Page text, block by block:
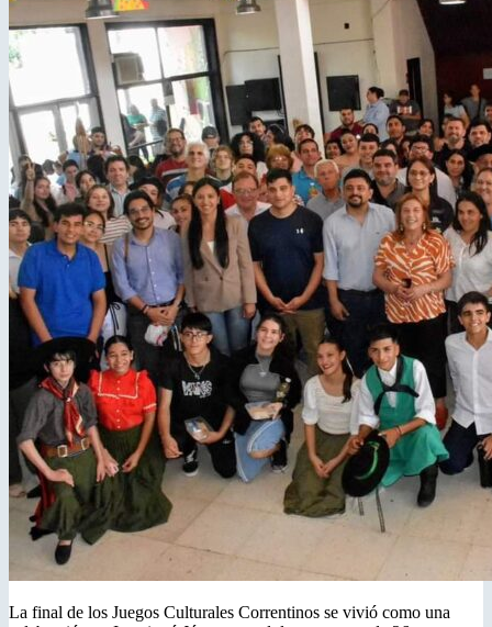
La final de los Juegos Culturales Correntinos se vivió como una